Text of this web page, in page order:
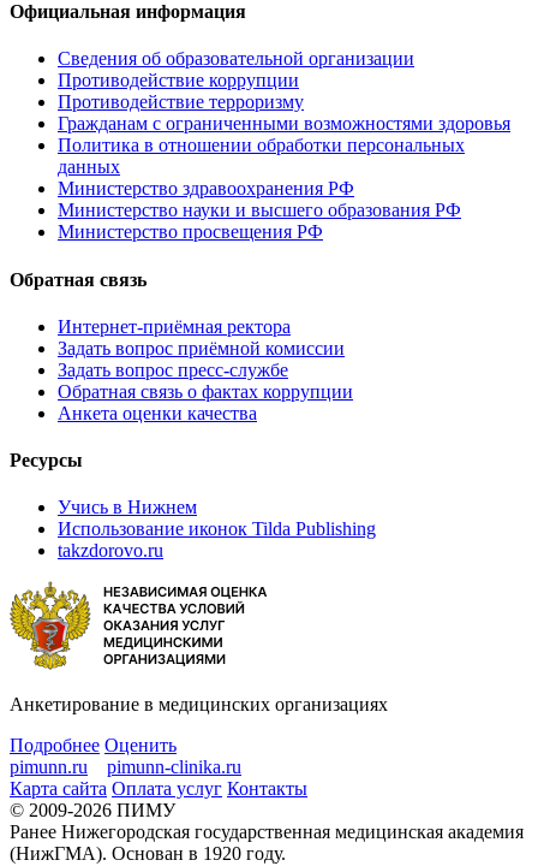
Официальная информация
Сведения об образовательной организации
Противодействие коррупции
Противодействие терроризму
Гражданам с ограниченными возможностями здоровья
Политика в отношении обработки персональных
данных
Министерство здравоохранения РФ
Министерство науки и высшего образования РФ
Министерство просвещения РФ
Обратная связь
Интернет-приёмная ректора
Задать вопрос приёмной комиссии
Задать вопрос пресс-службе
Обратная связь о фактах коррупции
Анкета оценки качества
Ресурсы
Учись в Нижнем
Использование иконок Tilda Publishing
takzdorovo.ru
Анкетирование в медицинских организациях
Подробнее Оценить
pimunn.ru
pimunn-clinika.ru
Карта сайта Оплата услуг Контакты
© 2009-2026 ПИМУ
Ранее Нижегородская государственная медицинская академия
(НижГМА). Основан в 1920 году.